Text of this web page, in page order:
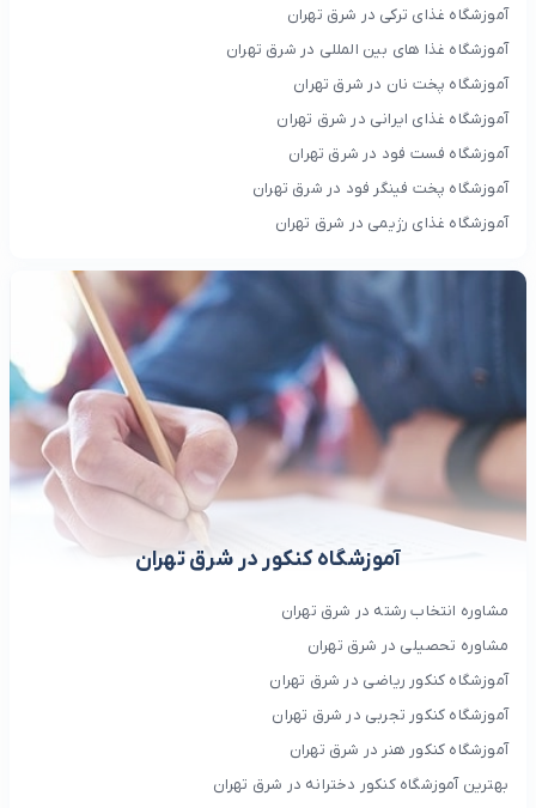
آموزشگاه غذای ترکی در شرق تهران
آموزشگاه غذا های بین المللی در شرق تهران
آموزشگاه پخت نان در شرق تهران
آموزشگاه غذای ایرانی در شرق تهران
آموزشگاه فست فود در شرق تهران
آموزشگاه پخت فینگر فود در شرق تهران
آموزشگاه غذای رژیمی در شرق تهران
آموزشگاه کنکور در شرق تهران
مشاوره انتخاب رشته در شرق تهران
مشاوره تحصیلی در شرق تهران
آموزشگاه کنکور ریاضی در شرق تهران
آموزشگاه کنکور تجربی در شرق تهران
آموزشگاه کنکور هنر در شرق تهران
بهترین آموزشگاه کنکور دخترانه در شرق تهران